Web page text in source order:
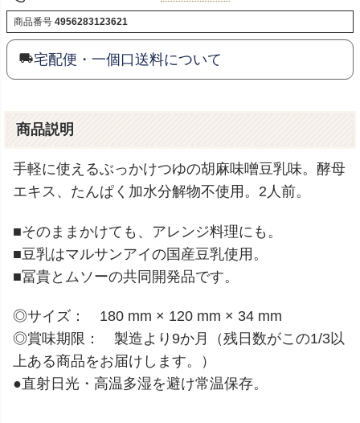
商品番号 4956283123621
宅配便・一個口送料について
商品説明
手軽に使えるぶっかけつゆの胡麻味噌豆乳味。酵母
エキス、たんぱく加水分解物不使用。2人前。
■そのままかけても、アレンジ料理にも。
■豆乳はマルサンアイの国産豆乳使用。
■冨貴とムソーの共同開発品です。
◎サイズ： 180 mm × 120 mm × 34 mm
◎賞味期限： 製造より9か月（残日数がこの1/3以
上ある商品をお届けします。）
●直射日光・高温多湿を避け常温保存。